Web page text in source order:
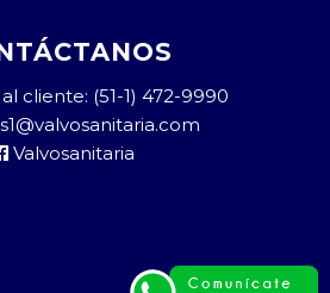
cliente: (51-1) 472-9990
Valvosanitaria